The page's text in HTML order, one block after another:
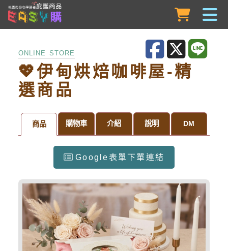
跳到主要內容
ONLINE STORE
💖伊甸烘焙咖啡屋-精
選商品
商品 購物車 介紹 說明 DM
Google表單下單連結